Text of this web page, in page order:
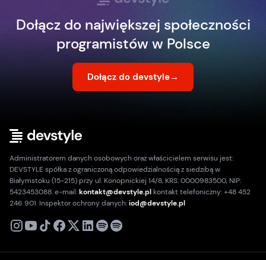
Dołącz do największej społeczności
programistów w Polsce
Dołącz do devstyle→
Administratorem danych osobowych oraz właścicielem serwisu jest:
DEVSTYLE spółka z ograniczoną odpowiedzialnością z siedzibą w
Białymstoku (15-215) przy ul. Konopnickiej 14/8, KRS: 0000983500, NIP:
5423453088. e-mail:kontakt@devstyle.plkontakt telefoniczny: +48 452
246 901. Inspektor ochrony danych:iod@devstyle.pl
X